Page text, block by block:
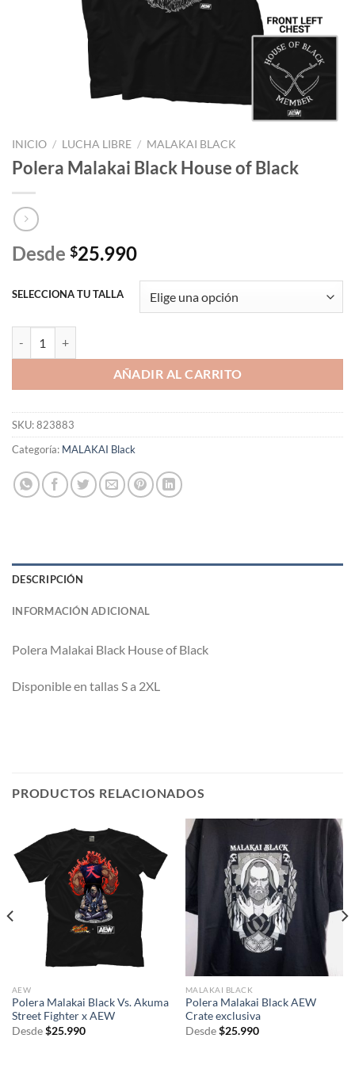
INICIO / LUCHA LIBRE / MALAKAI BLACK
Polera Malakai Black House of Black
Desde $25.990
SELECCIONA TU TALLA
AÑADIR AL CARRITO
SKU:823883
Categoría: MALAKAI Black
DESCRIPCIÓN
INFORMACIÓN ADICIONAL
Polera Malakai Black House of Black
Disponible en tallas S a 2XL
PRODUCTOS RELACIONADOS
AEW
Polera Malakai Black Vs. Akuma
Street Fighter x AEW
Desde $25.990
MALAKAI BLACK
Polera Malakai Black AEW
Crate exclusiva
Desde $25.990